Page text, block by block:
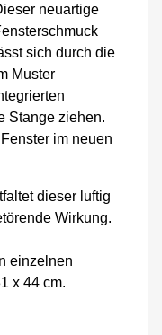
neuartige
sich durch die
Muster
Stange ziehen.
im neuen
dieser luftig
Wirkung.
einzelnen
x 44 cm.